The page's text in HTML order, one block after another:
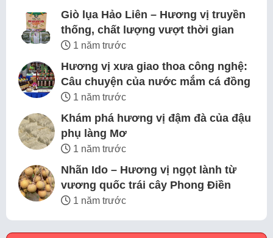
Giò lụa Hảo Liên – Hương vị truyền
thống, chất lượng vượt thời gian
1 năm trước
Hương vị xưa giao thoa công nghệ:
Câu chuyện của nước mắm cá đồng
1 năm trước
Khám phá hương vị đậm đà của đậu
phụ làng Mơ
1 năm trước
Nhãn Ido – Hương vị ngọt lành từ
vương quốc trái cây Phong Điền
1 năm trước